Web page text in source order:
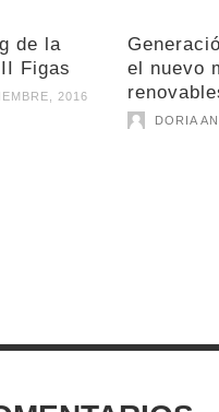
de la
Figas
2016
el nuevo
DORIA